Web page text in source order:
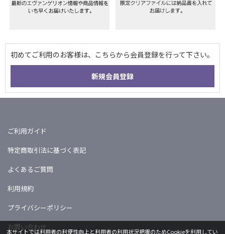
ご利用ガイド
特定商取引法に基づく表記
よくあるご質問
利用規約
プライバシーポリシー
お問い合わせ
本サイトでは利用者の利便性向上と利用者の利用状況把握のためCookieを利用してい